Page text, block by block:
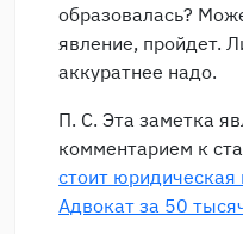
образовалась?
явление, пройдет.
аккуратнее надо.
П. С. Эта заметка
комментарием к
стоит
Адвокат за 50